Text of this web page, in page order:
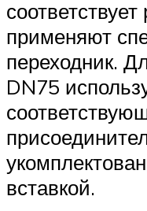
применяют
переходник.
DN75
вставкой.